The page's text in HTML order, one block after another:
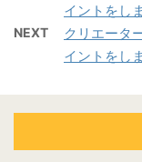
イントをし
NEXT
クリエータ
イントをし